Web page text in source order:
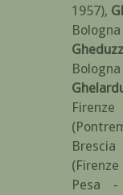
1957),
Pesa -